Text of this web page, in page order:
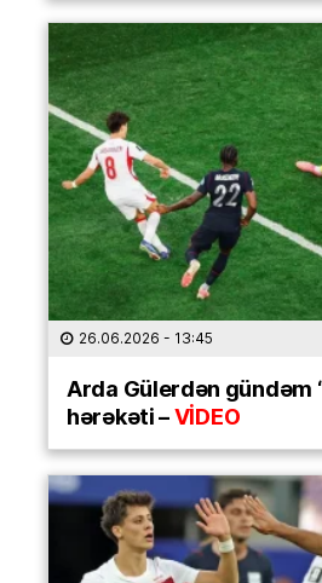
26.06.2026 - 13:45
Arda Gülerdən gündəm
hərəkəti –VİDEO